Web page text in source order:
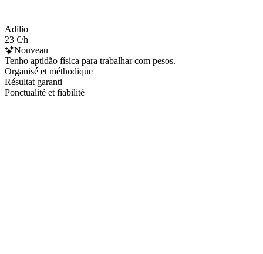
Adilio
23 €/h
Nouveau
Tenho aptidão física para trabalhar com pesos.
Organisé et méthodique
Résultat garanti
Ponctualité et fiabilité